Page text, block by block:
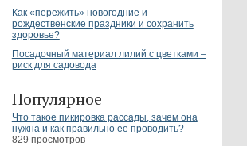
Как «пережить» новогодние и
рождественские праздники и сохранить
здоровье?
Посадочный материал лилий с цветками –
риск для садовода
Популярное
Что такое пикировка рассады, зачем она
нужна и как правильно ее проводить?-
829 просмотров